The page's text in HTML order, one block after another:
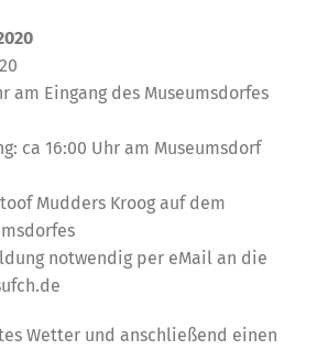
am Eingang des Museumsdorfes
ca 16:00 Uhr am Museumsdorf
Mudders Kroog auf dem
notwendig per eMail an die
Wetter und anschließend einen